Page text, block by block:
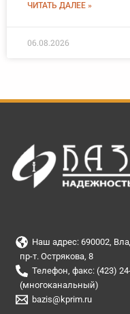
ЧИТАТЬ ДАЛЕЕ »
06.08.2026
Наш адрес: 690002,
пр-т. Острякова, 8
Телефон, факс: (423)
(многоканальный)
bazis@kprim.ru